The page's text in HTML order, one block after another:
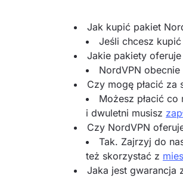
Jak kupić pakiet
Jeśli chcesz
Jakie pakiety oferuje
NordVPN
Czy mogę płacić za
Możesz płacić
i dwuletni musisz
Czy NordVPN
Tak. Zajrzyj do
też skorzystać z
Jaka jest gwarancja